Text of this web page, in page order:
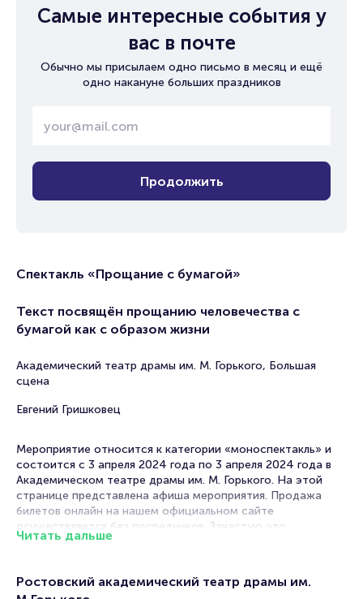
Самые интересные события у
вас в почте
Обычно мы присылаем одно письмо в месяц и ещё
одно накануне больших праздников
Продолжить
Спектакль «Прощание с бумагой»
Текст посвящён прощанию человечества с
бумагой как с образом жизни
Академический театр драмы им. М. Горького, Большая
сцена
Евгений Гришковец
Мероприятие относится к категории «моноспектакль» и
состоится с 3 апреля 2024 года по 3 апреля 2024 года в
Академическом театре драмы им. М. Горького. На этой
странице представлена афиша мероприятия. Продажа
билетов онлайн на нашем официальном сайте
осуществляется без посредников. Зачастую это
единственная возможность достать билет на
Билеты на спектакль «Прощание с бумагой»
Читать дальше
Ростовский академический театр драмы им.